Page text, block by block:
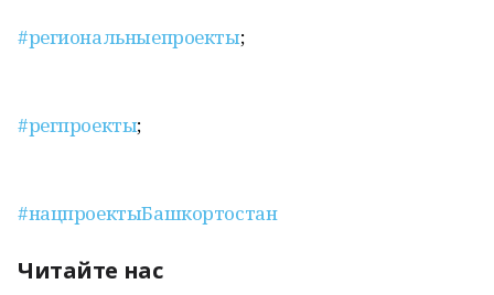
#региональныепроекты;
#регпроекты;
#нацпроектыБашкортостан
Читайте нас